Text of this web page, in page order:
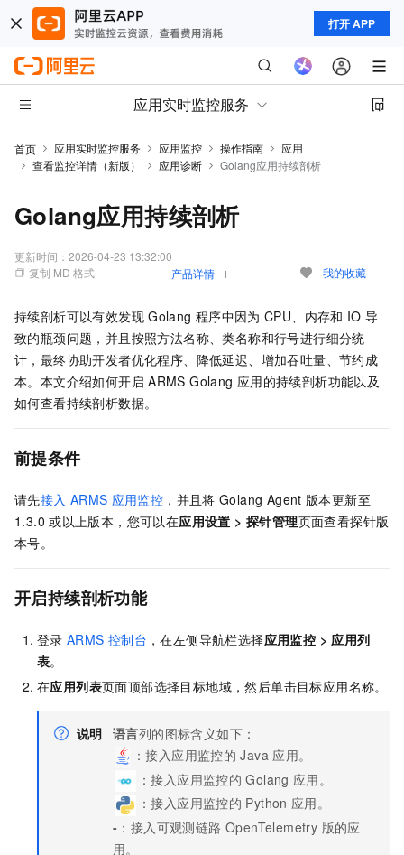
打开 APP
应用实时监控服务
首页 应用实时监控服务 应用监控 操作指南
应用
查看监控详情（新版）
应用诊断 Golang应用持续剖析
Golang应用持续剖析
更新时间： 2026-04-23 13:32:00
复制 MD 格式
产品详情 我的收藏
持续剖析可以有效发现 Golang 程序中因为 CPU、内存和 IO 导
致的瓶颈问题，并且按照方法名称、类名称和行号进行细分统
计，最终协助开发者优化程序、降低延迟、增加吞吐量、节约成
本。本文介绍如何开启 ARMS Golang 应用的持续剖析功能以及
如何查看持续剖析数据。
前提条件
请先接入 ARMS 应用监控 ，并且将 Golang Agent 版本更新至
1.3.0 或以上版本，您可以在应用设置 > 探针管理页面查看探针版
本号。
开启持续剖析功能
登录 ARMS 控制台 ，在左侧导航栏选择应用监控 >应用列
表。
在应用列表页面顶部选择目标地域，然后单击目标应用名称。
说明 语言列的图标含义如下：
：接入应用监控的 Java 应用。
：接入应用监控的 Golang 应用。
：接入应用监控的 Python 应用。
- ：接入 可观测链路 OpenTelemetry 版的应
用。